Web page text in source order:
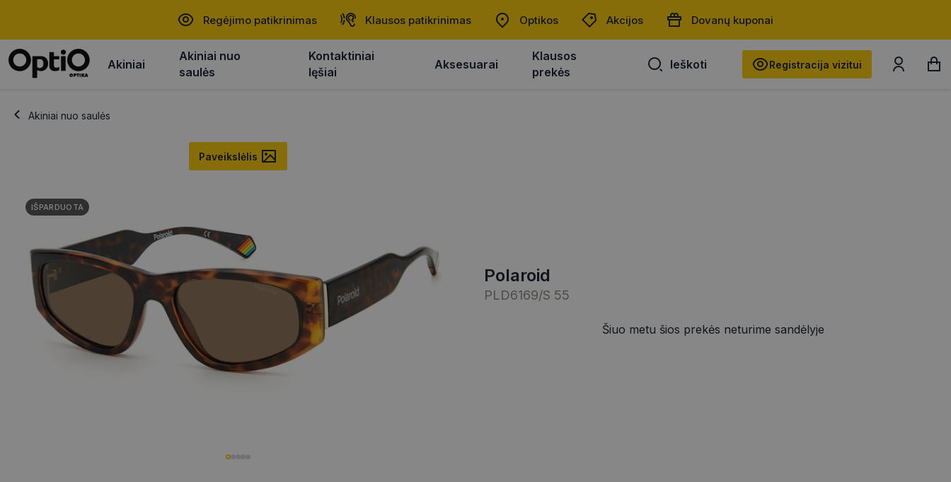
Regėjimo patikrinimas Klausos patikrinimas Optikos Akcijos Dovanų kuponai
Akiniai
Akiniai nuo
saulės
Kontaktiniai
lęšiai
Aksesuarai
Klausos
prekės
Ieškoti
Ieškoti
Registracija vizitui
Akiniai nuo saulės
Paveikslėlis
IŠPARDUOTA
polaroid
PLD6169/S 55
Šiuo metu šios prekės neturime sandėlyje